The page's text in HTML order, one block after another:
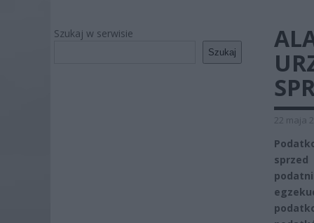
Szukaj w serwisie
Szukaj
22 maja